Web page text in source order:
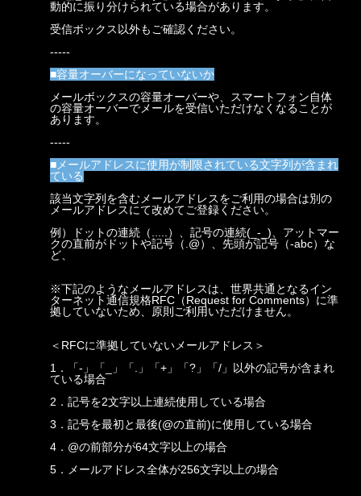
動的に振り分けられている場合があります。
受信ボックス以外もご確認ください。
-----
■容量オーバーになっていないか
メールボックスの容量オーバーや、スマートフォン自体
の容量オーバーでメールを受信いただけなくなることが
あります。
-----
■メールアドレスに使用が制限されている文字列が含まれ
ている
該当文字列を含むメールアドレスをご利用の場合は別の
メールアドレスにて改めてご登録ください。
例）ドットの連続（.....）、記号の連続(_-_)、アットマー
クの直前がドットや記号（.@）、先頭が記号（-abc）な
ど、
※下記のようなメールアドレスは、世界共通となるイン
ターネット通信規格RFC（Request for Comments）に準
拠していないため、原則ご利用いただけません。
＜RFCに準拠していないメールアドレス＞
1．「-」「_」「.」「+」「?」「/」以外の記号が含まれ
ている場合
2．記号を2文字以上連続使用している場合
3．記号を最初と最後(@の直前)に使用している場合
4．@の前部分が64文字以上の場合
5．メールアドレス全体が256文字以上の場合